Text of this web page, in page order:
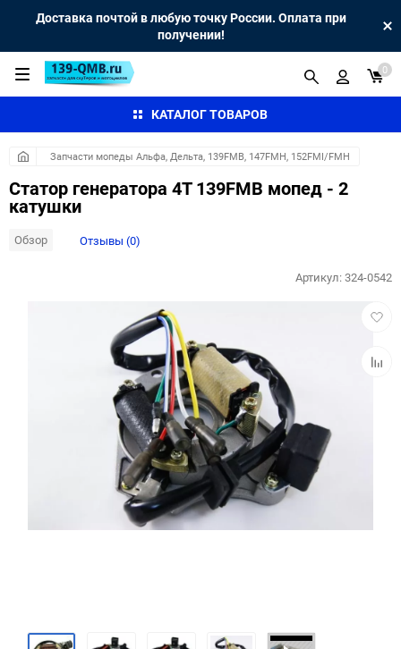
Доставка почтой в любую точку России. Оплата при
получении!
КАТАЛОГ ТОВАРОВ
0
Запчасти мопеды Альфа, Дельта, 139FMB, 147FMH, 152FMI/FMH
Статор генератора 4T 139FMB мопед - 2
катушки
Обзор Отзывы (0)
Артикул:324-0542